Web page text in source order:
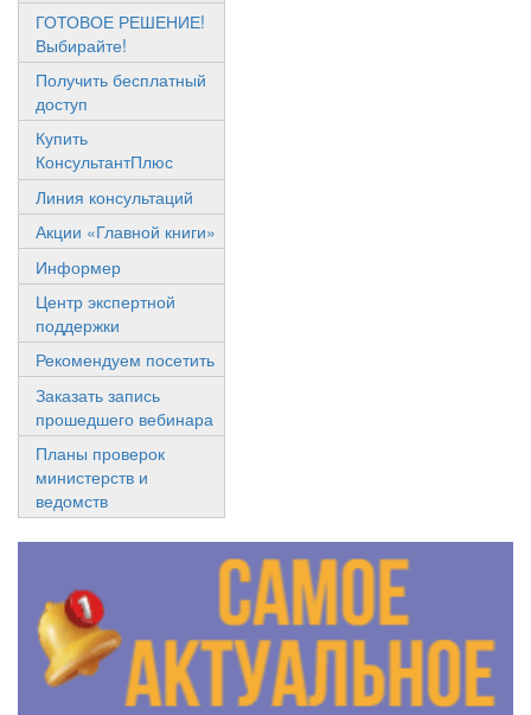
ГОТОВОЕ РЕШЕНИЕ!
Выбирайте!
Получить бесплатный
доступ
Купить
КонсультантПлюс
Линия консультаций
Акции «Главной книги»
Информер
Центр экспертной
поддержки
Рекомендуем посетить
Заказать запись
прошедшего вебинара
Планы проверок
министерств и
ведомств